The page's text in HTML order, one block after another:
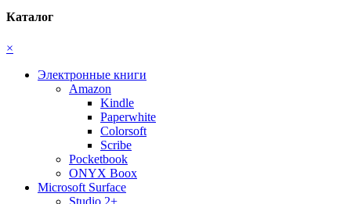
Каталог
×
Электронные книги
Amazon
Kindle
Paperwhite
Colorsoft
Scribe
Pocketbook
ONYX Boox
Microsoft Surface
Studio 2+